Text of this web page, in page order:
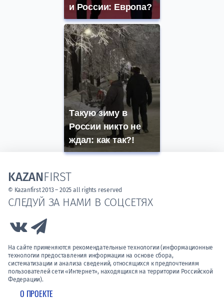
и России: Европа?
Такую зиму в
России никто не
ждал: как так?!
О ПРОЕКТЕ
СЛЕДУЙ ЗА НАМИ В СОЦСЕТЯХ
Link to Vk
На сайте применяются рекомендательные технологии (информационные
технологии предоставления информации на основе сбора,
систематизации и анализа сведений, относящихся к предпочтениям
пользователей сети «Интернет», находящихся на территории Российской
Федерации).
KAZANFIRST
© Kazanfirst 2013 – 2025 all rights reserved